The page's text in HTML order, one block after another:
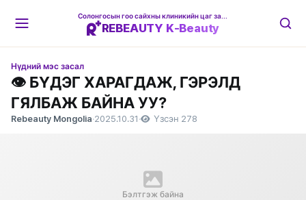
REBEAUTY K-Beauty
Нүдний мэс засал
👁️ БҮДЭГ ХАРАГДАЖ, ГЭРЭЛД
ГЯЛБАЖ БАЙНА УУ?
Rebeauty Mongolia·2025.10.31 · Үзсэн 278
Бэлтгэж байна